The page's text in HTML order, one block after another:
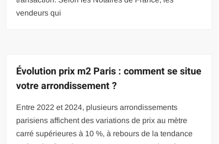
vendeurs qui
Évolution prix m2 Paris : comment se situe
votre arrondissement ?
Entre 2022 et 2024, plusieurs arrondissements
parisiens affichent des variations de prix au mètre
carré supérieures à 10 %, à rebours de la tendance